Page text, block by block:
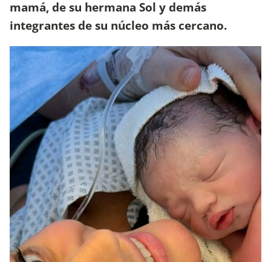
mamá, de su hermana Sol y demás
integrantes de su núcleo más cercano.